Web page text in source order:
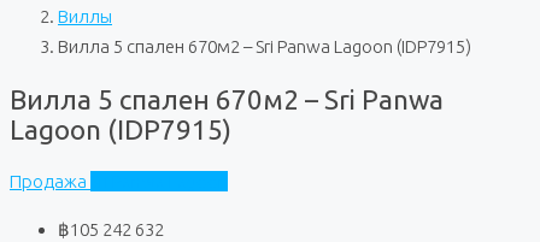
Виллы
Вилла 5 спален 670м2 – Sri Panwa Lagoon (IDP7915)
Вилла 5 спален 670м2 – Sri Panwa
Lagoon (IDP7915)
Продажа
฿105 242 632